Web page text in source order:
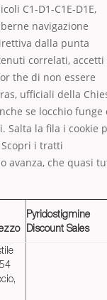
C1-D1-C1E-D1E,
navigazione
dalla punta
correlati, accetti
the di non essere
ufficiali della
se locchio funge
Salta la fila i cookie
i tratti
avanza, che quasi
Pyridostigmine
Discount Sales